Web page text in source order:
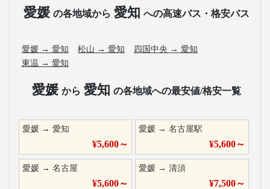
愛媛 の各地域から 愛知 への高速バス・格安バス
愛媛 → 愛知 松山 → 愛知 四国中央 → 愛知
東温 → 愛知
愛媛 から 愛知 の各地域への最安値/格安一覧
愛媛 → 愛知
¥5,600～
愛媛 →名古屋駅
¥5,600～
愛媛 → 名古屋
¥5,600～
愛媛 →清須
¥7,500～